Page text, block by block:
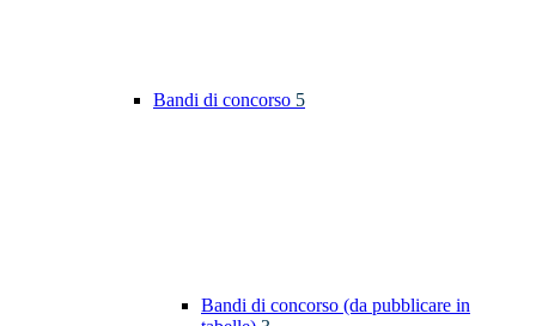
Bandi di concorso 5
Bandi di concorso (da pubblicare in